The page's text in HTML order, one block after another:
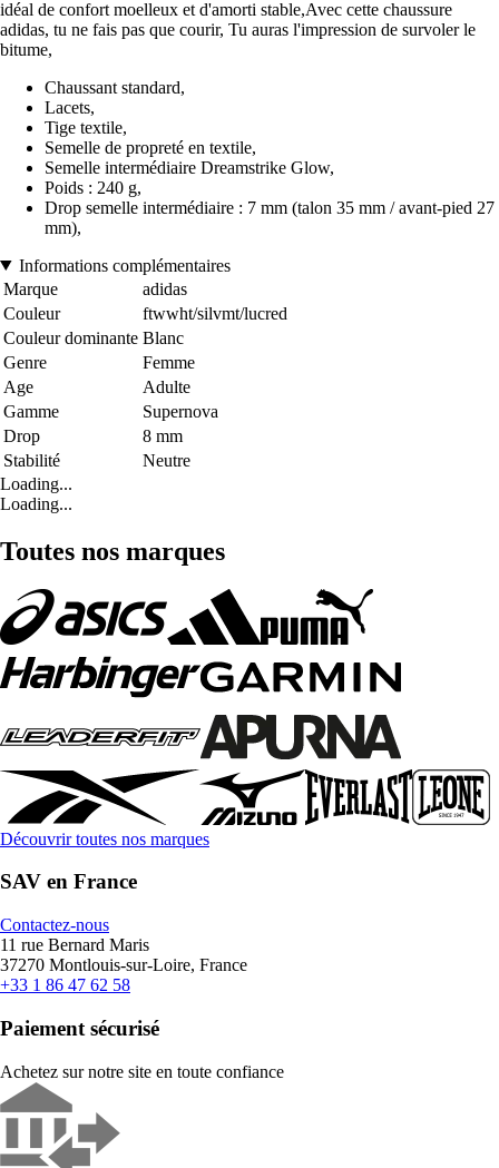
idéal de confort moelleux et d'amorti stable,Avec cette chaussure
adidas, tu ne fais pas que courir, Tu auras l'impression de survoler le
bitume,
Chaussant standard,
Lacets,
Tige textile,
Semelle de propreté en textile,
Semelle intermédiaire Dreamstrike Glow,
Poids : 240 g,
Drop semelle intermédiaire : 7 mm (talon 35 mm / avant-pied 27
mm),
Informations complémentaires
Marque
adidas
Couleur
ftwwht/silvmt/lucred
Couleur dominante Blanc
Genre
Femme
Age
Adulte
Gamme
Supernova
Drop
8 mm
Stabilité
Neutre
Loading...
Loading...
Toutes nos marques
Découvrir toutes nos marques
SAV en France
Contactez-nous
11 rue Bernard Maris
37270 Montlouis-sur-Loire, France
+33 1 86 47 62 58
Paiement sécurisé
Achetez sur notre site en toute confiance